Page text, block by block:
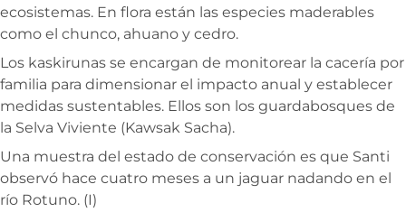
ecosistemas. En flora están las especies maderables
como el chunco, ahuano y cedro.
Los kaskirunas se encargan de monitorear la cacería por
familia para dimensionar el impacto anual y establecer
medidas sustentables. Ellos son los guardabosques de
la Selva Viviente (Kawsak Sacha).
Una muestra del estado de conservación es que Santi
observó hace cuatro meses a un jaguar nadando en el
río Rotuno. (I)